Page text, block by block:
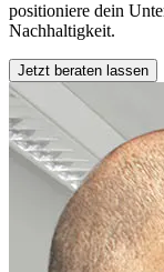
positioniere dein
Nachhaltigkeit.
Jetzt beraten lassen